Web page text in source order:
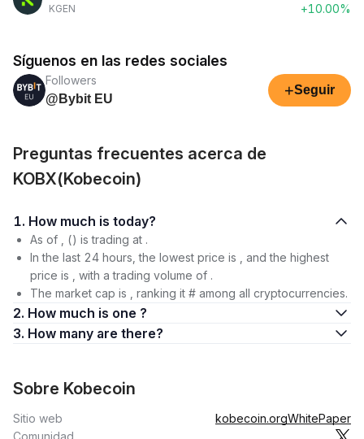
KGEN
+10.00%
Síguenos en las redes sociales
Followers
@Bybit EU
+Seguir
Preguntas frecuentes acerca de
KOBX(Kobecoin)
1. How much is today?
As of , () is trading at .
In the last 24 hours, the lowest price is , and the highest
price is , with a trading volume of .
The market cap is , ranking it # among all cryptocurrencies.
2. How much is one ?
3. How many are there?
Sobre Kobecoin
Sitio web kobecoin.orgWhitePaper
Comunidad